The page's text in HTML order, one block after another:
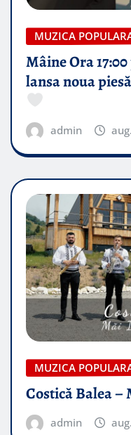
MUZICA
Mâine Ora
lansa noua
admin
MUZICA
Costică Balea
admin